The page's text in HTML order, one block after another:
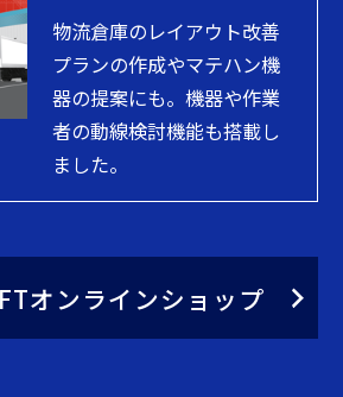
物流倉庫のレイアウト改善
プランの作成やマテハン機
器の提案にも。機器や作業
者の動線検討機能も搭載し
ました。
オンラインショップ